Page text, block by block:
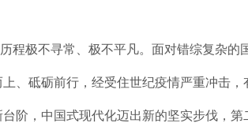
程极不寻常、极不平凡。面对错综复杂的
、砥砺前行，经受住世纪疫情严重冲击，
阶，中国式现代化迈出新的坚实步伐，第